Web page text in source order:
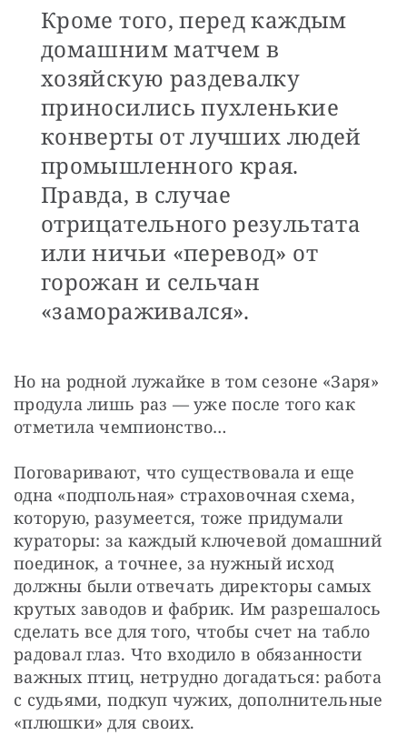
Кроме того, перед каждым
домашним матчем в
хозяйскую раздевалку
приносились пухленькие
конверты от лучших людей
промышленного края.
Правда, в случае
отрицательного результата
или ничьи «перевод» от
горожан и сельчан
«замораживался».
Но на родной лужайке в том сезоне «Заря»
продула лишь раз — уже после того как
отметила чемпионство…
Поговаривают, что существовала и еще
одна «подпольная» страховочная схема,
которую, разумеется, тоже придумали
кураторы: за каждый ключевой домашний
поединок, а точнее, за нужный исход
должны были отвечать директоры самых
крутых заводов и фабрик. Им разрешалось
сделать все для того, чтобы счет на табло
радовал глаз. Что входило в обязанности
важных птиц, нетрудно догадаться: работа
с судьями, подкуп чужих, дополнительные
«плюшки» для своих.